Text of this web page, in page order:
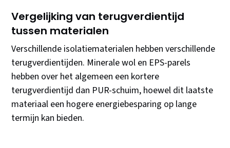
Vergelijking van terugverdientijd
tussen materialen
Verschillende isolatiematerialen hebben verschillende
terugverdientijden. Minerale wol en EPS-parels
hebben over het algemeen een kortere
terugverdientijd dan PUR-schuim, hoewel dit laatste
materiaal een hogere energiebesparing op lange
termijn kan bieden.